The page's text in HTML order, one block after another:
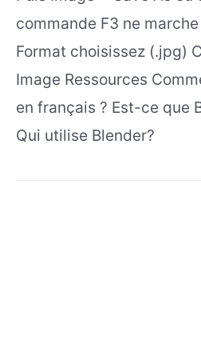
commande F3 ne
Format choisissez (.jpg)
Image Ressources
en français ? Est-ce que
Qui utilise Blender?